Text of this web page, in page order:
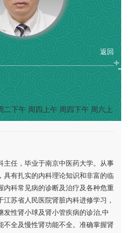
返回
二下午 周四上午 周四下午 周六上
主任，毕业于南京中医药大学。从事
具有扎实的内科理论知识和非富的临
内科常见病的诊断及治疗及各种危重
江苏省人民医院肾脏内科进修学习，
发性肾小球及肾小管疾病的诊治,中
不全及慢性肾功能不全。准确掌握肾